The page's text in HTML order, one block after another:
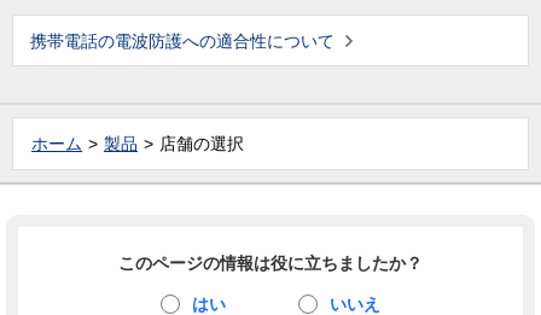
携帯電話の電波防護への適合性について
ホーム 製品 店舗の選択
このページの情報は役に立ちましたか？
はい いいえ